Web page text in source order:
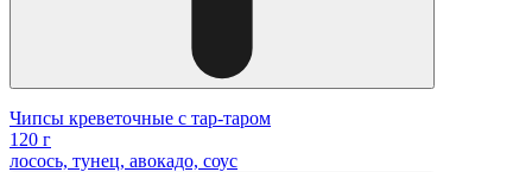
Чипсы креветочные с тар-таром
120 г
лосось, тунец, авокадо, соус